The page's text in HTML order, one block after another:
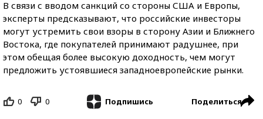
В связи с вводом санкций со стороны США и Европы,
эксперты предсказывают, что российские инвесторы
могут устремить свои взоры в сторону Азии и Ближнего
Востока, где покупателей принимают радушнее, при
этом обещая более высокую доходность, чем могут
предложить устоявшиеся западноевропейские рынки.
0 0 Подпишись Поделиться